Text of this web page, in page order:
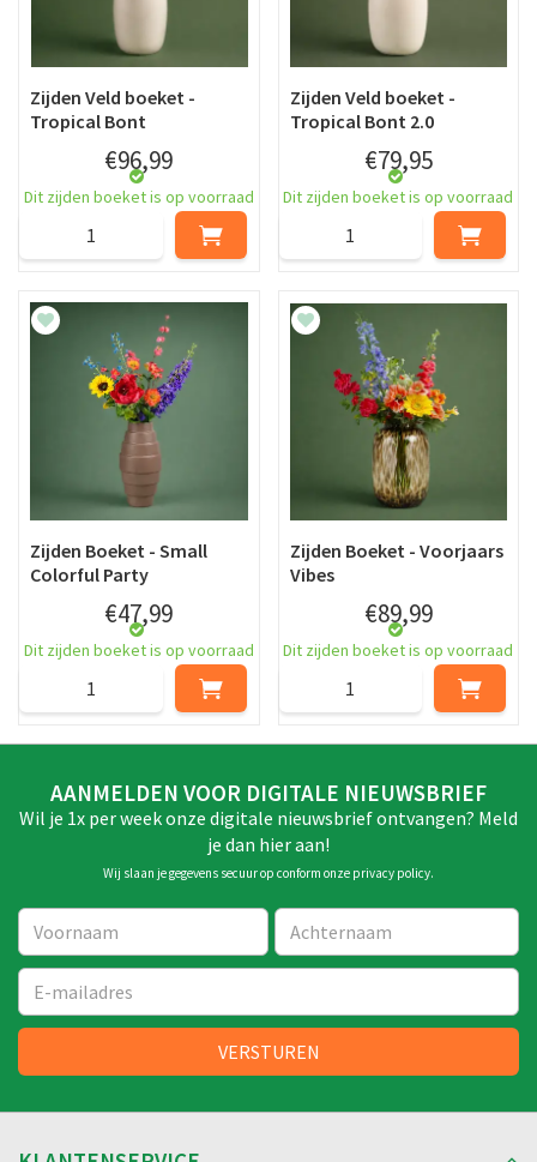
Zijden Veld boeket -
Tropical Bont
€96,99
Dit zijden boeket is op voorraad
Zijden Veld boeket -
Tropical Bont 2.0
€79,95
Dit zijden boeket is op voorraad
Zijden Boeket - Small
Colorful Party
€47,99
Dit zijden boeket is op voorraad
Zijden Boeket - Voorjaars
Vibes
€89,99
Dit zijden boeket is op voorraad
AANMELDEN VOOR DIGITALE NIEUWSBRIEF
Wil je 1x per week onze digitale nieuwsbrief ontvangen? Meld
je dan hier aan!
Wij slaan je gegevens secuur op conform onze privacy policy.